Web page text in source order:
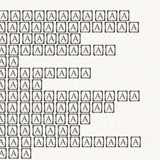
sit amet,
elit.
et
primis
luctus et
cubilia
vehicula